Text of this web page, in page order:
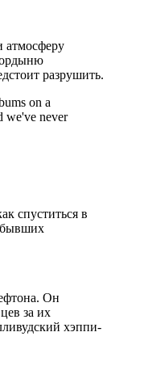
атмосферу
разрушить.
on a
we've never
спуститься в
бывших
Он
за их
хэппи-